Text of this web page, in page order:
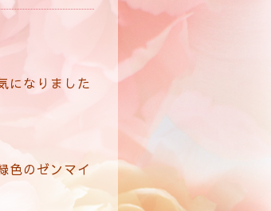
になりました
色のゼンマイ